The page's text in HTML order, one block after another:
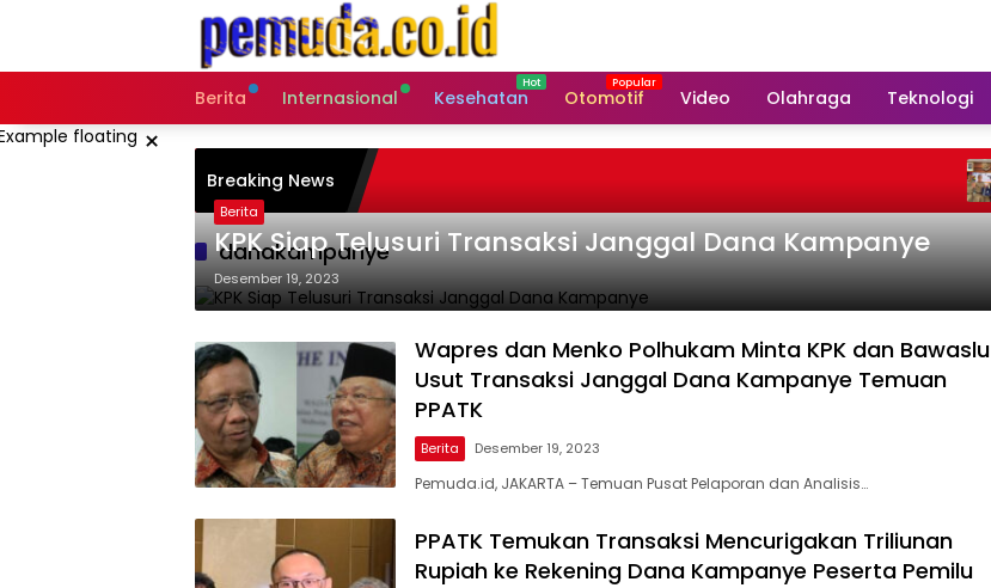
Berita
Internasional Kesehatan Otomotif Video Olahraga Teknologi
×
Breaking News
danakampanye
Berita
KPK Siap Telusuri Transaksi Janggal Dana Kampanye
Desember 19, 2023
Wapres dan Menko Polhukam Minta KPK dan Bawaslu
Usut Transaksi Janggal Dana Kampanye Temuan
PPATK
Berita Desember 19, 2023
Pemuda.id, JAKARTA – Temuan Pusat Pelaporan dan Analisis…
PPATK Temukan Transaksi Mencurigakan Triliunan
Rupiah ke Rekening Dana Kampanye Peserta Pemilu